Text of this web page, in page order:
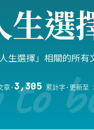
to
生選
生選擇」相關的所有
章· 3,305 累計字 ·更新至